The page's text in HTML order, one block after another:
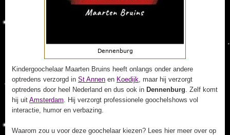
Kindergoochelaar Maarten Bruins heeft onlangs onder andere
optredens verzorgd in St Annen en Koedijk, maar hij verzorgt
optredens door heel Nederland en dus ook in Dennenburg. Zelf komt
hij uit Amsterdam. Hij verzorgt professionele goochelshows vol
interactie, humor en verbazing.
Waarom zou u voor deze goochelaar kiezen? Lees hier meer over op